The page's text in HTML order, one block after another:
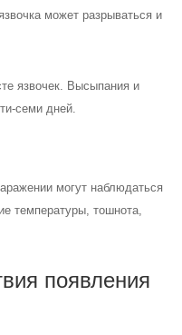
может разрываться и
язвочек. Высыпания и
семи дней.
могут наблюдаться
температуры, тошнота,
появления